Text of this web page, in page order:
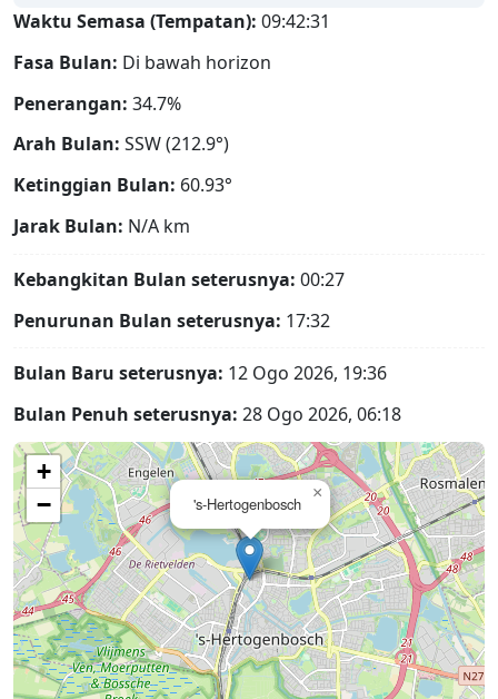
Waktu Semasa (Tempatan): 09:42:32
Fasa Bulan: Di bawah horizon
Penerangan: 34.7%
Arah Bulan: SSW (212.9°)
Ketinggian Bulan: 60.93°
Jarak Bulan: N/A km
Kebangkitan Bulan seterusnya: 00:27
Penurunan Bulan seterusnya: 17:32
Bulan Baru seterusnya: 12 Ogo 2026, 19:36
Bulan Penuh seterusnya: 28 Ogo 2026, 06:18
's-Hertogenbosch
×
+
−